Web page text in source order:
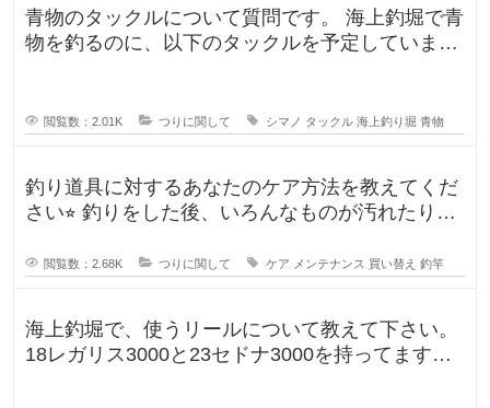
青物のタックルについて質問です。 海上釣堀で青
物を釣るのに、以下のタックルを予定していま
閲覧数：2.01K つりに関して シマノ タックル 海上釣り堀 青物
釣り道具に対するあなたのケア方法を教えてくだ
さい⭐︎ 釣りをした後、いろんなものが汚れたりし
閲覧数：2.68K つりに関して ケア メンテナンス 買い替え 釣竿
海上釣堀で、使うリールについて教えて下さい。
18レガリス3000と23セドナ3000を持ってます。